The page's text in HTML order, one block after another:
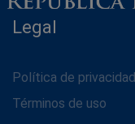
Legal
Política de privacidad
Términos de uso